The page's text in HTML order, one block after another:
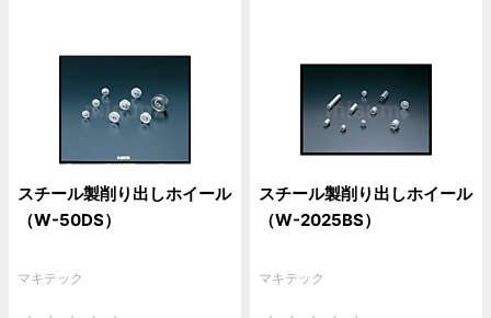
スチール製削り出しホイール
（W-50DS）
マキテック
スチール製削り出しホイール
（W-2025BS）
マキテック